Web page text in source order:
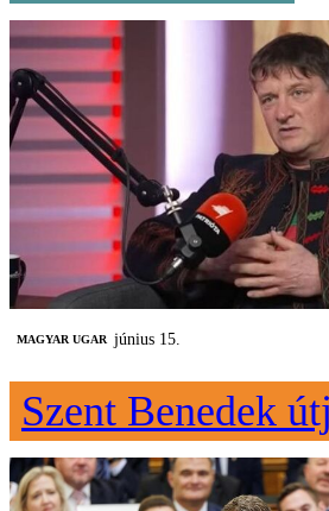
MAGYAR UGAR június 15.
Szent Benedek